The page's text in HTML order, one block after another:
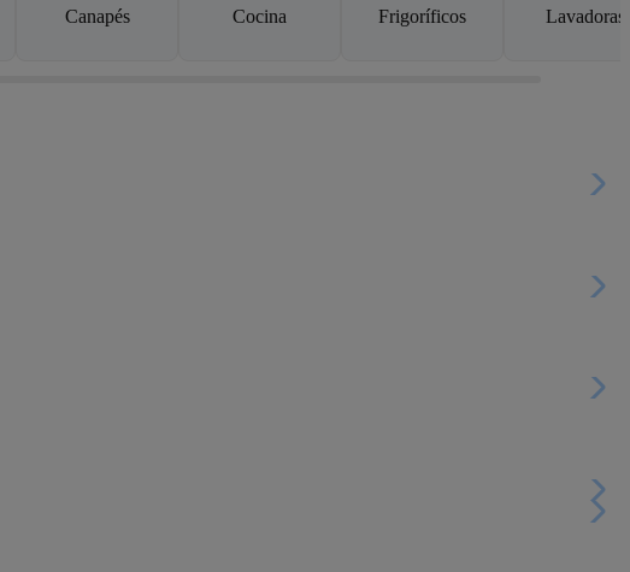
Canapés Cocina Frigoríficos Lavadoras